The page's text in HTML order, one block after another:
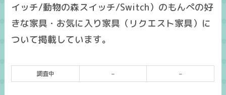
イッチ/動物の森スイッチ/Switch）のもんぺの好
きな家具・お気に入り家具（リクエスト家具）に
ついて掲載しています。
調査中 – –